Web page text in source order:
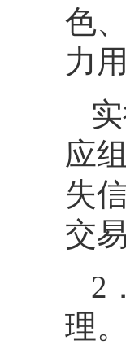
色
力
应
失
交易
2
理